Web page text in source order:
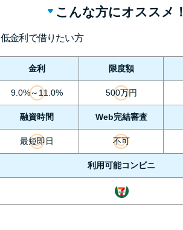
こんな方にオススメ！
低金利で借りたい方
金利 限度額
9.0%～11.0% 500万円
融資時間 Web完結審査
最短即日 不可
利用可能コンビニ